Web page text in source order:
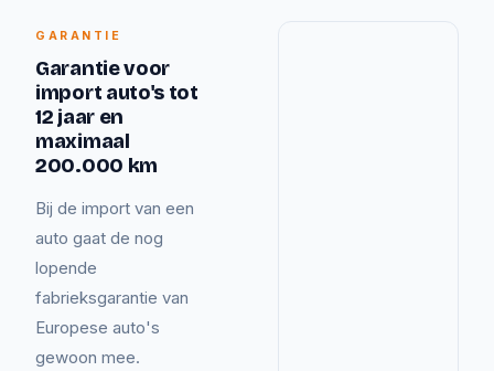
GARANTIE
Garantie voor
import auto's tot
12 jaar en
maximaal
200.000 km
Bij de import van een
auto gaat de nog
lopende
fabrieksgarantie van
Europese auto's
gewoon mee.